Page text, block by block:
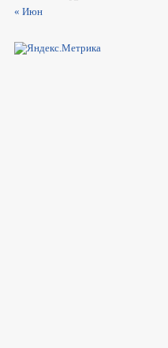
« Июн